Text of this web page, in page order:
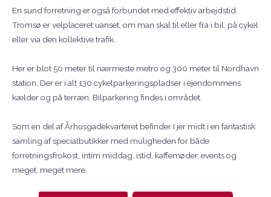
En sund forretning er også forbundet med effektiv arbejdstid.
Tromsø er velplaceret uanset, om man skal til eller fra i bil, på cykel
eller via den kollektive trafik.
Her er blot 50 meter til nærmeste metro og 300 meter til Nordhavn
station. Der er i alt 130 cykelparkeringspladser i ejendommens
kælder og på terræn. Bilparkering findes i området.
Som en del af Århusgadekvarteret befinder I jer midt i en fantastisk
samling af specialbutikker med muligheden for både
forretningsfrokost, intim middag, istid, kaffemøder, events og
meget, meget mere.